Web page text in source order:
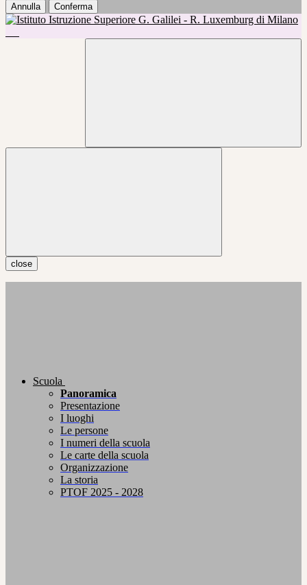
Annulla Conferma
close
Scuola
Panoramica
Presentazione
I luoghi
Le persone
I numeri della scuola
Le carte della scuola
Organizzazione
La storia
PTOF 2025 - 2028